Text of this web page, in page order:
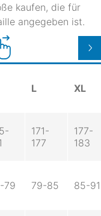
kaufen, die für
angegeben ist.
L XL
171-
177
177-
183
79 79-85 85-91